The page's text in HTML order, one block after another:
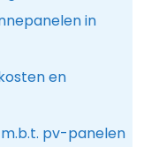
in
en
pv-panelen